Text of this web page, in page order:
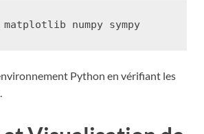
matplotlib numpy
Python en vérifiant les